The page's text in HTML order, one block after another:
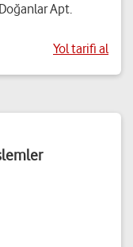
Apt.
Yol tarifi al